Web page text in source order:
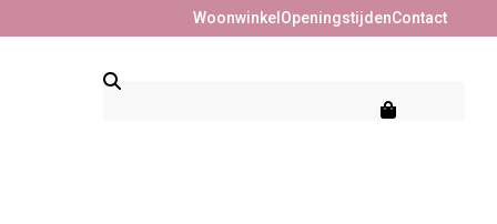
Woonwinkel OpeningstijdenContact